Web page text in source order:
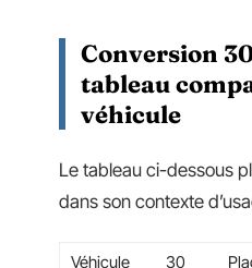
Conversion
tableau
véhicule
Le tableau ci-dessous
dans son contexte
Véhicule
30